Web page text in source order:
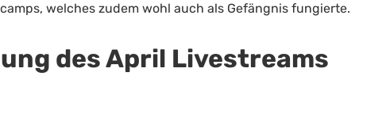
welches zudem wohl auch als Gefängnis fungierte.
des April Livestreams